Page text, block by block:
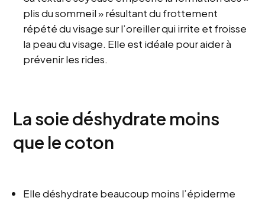
plis du sommeil » résultant du frottement
répété du visage sur l’oreiller qui irrite et froisse
la peau du visage. Elle est idéale pour aider à
prévenir les rides.
La soie déshydrate moins
que le coton
Elle déshydrate beaucoup moins l’épiderme